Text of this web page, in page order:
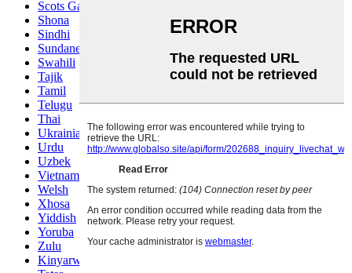
Scots Gaelic
Shona
Sindhi
Sundanese
Swahili
Tajik
Tamil
Telugu
Thai
Ukrainian
Urdu
Uzbek
Vietnamese
Welsh
Xhosa
Yiddish
Yoruba
Zulu
Kinyarwanda